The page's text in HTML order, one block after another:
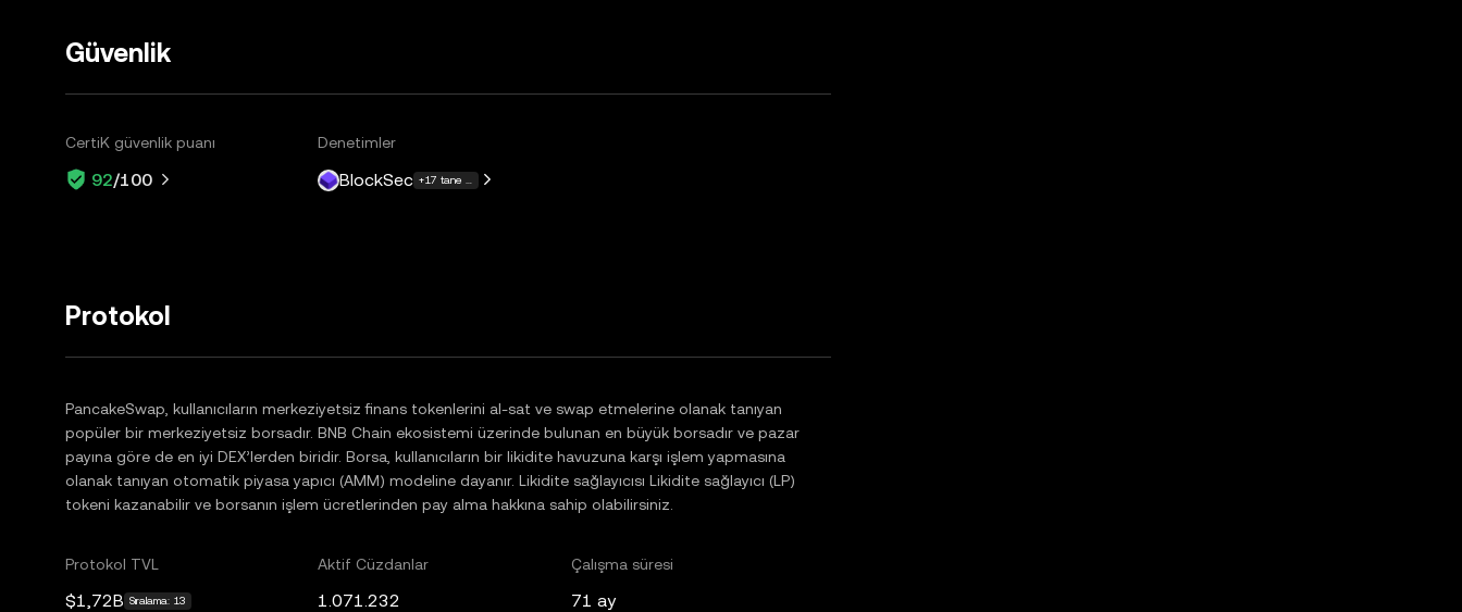
Güvenlik
CertiK güvenlik puanı
92/100
Denetimler
BlockSec +17 tane daha
Protokol
PancakeSwap, kullanıcıların merkeziyetsiz finans tokenlerini al-sat ve swap etmelerine olanak tanıyan
popüler bir merkeziyetsiz borsadır. BNB Chain ekosistemi üzerinde bulunan en büyük borsadır ve pazar
payına göre de en iyi DEX’lerden biridir. Borsa, kullanıcıların bir likidite havuzuna karşı işlem yapmasına
olanak tanıyan otomatik piyasa yapıcı (AMM) modeline dayanır. Likidite sağlayıcısı Likidite sağlayıcı (LP)
tokeni kazanabilir ve borsanın işlem ücretlerinden pay alma hakkına sahip olabilirsiniz.
Protokol TVL
$1,72B Sıralama: 13
Aktif Cüzdanlar
1.071.232
Çalışma süresi
71 ay